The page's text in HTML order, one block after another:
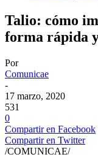
Talio: cómo
forma rápida
Por
Comunicae
-
17 marzo, 2020
531
0
Compartir en Facebook
Compartir en Twitter
/COMUNICAE/